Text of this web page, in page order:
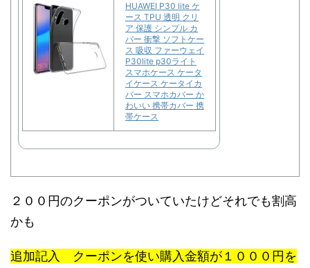
HUAWEI P30 lite ケ
ース TPU 透明 クリ
ア 保護 シンプル カ
バー 衝撃 ソフトケー
ス 吸収 ファーウェイ
P30lite p30ライト
スマホケース ケータ
イケース ケータイカ
バー スマホカバー か
わいい 携帯カバー 携
帯ケース
２００円のクーポンがついていたけどそれでも割高
かも
追加記入 クーポンを使い購入金額が１０００円を